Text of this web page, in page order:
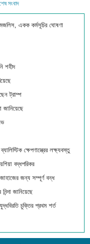
সংবাদ
একক কর্মসূচির ঘোষণা
শহীদ
ট্রাম্প
জানিয়েছে
ক্ষেপণাস্ত্রের লক্ষ্যবস্তু
বদ্ধপরিকর
জন্য সম্পূর্ণ বন্ধ
জানিয়েছে
চুক্তির প্রথম শর্ত